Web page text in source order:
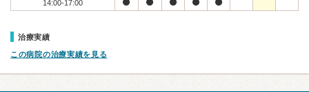
14:00-17:00
治療実績
この病院の治療実績を見る